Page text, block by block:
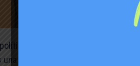
como parte del compromiso
herramienta que ayuda a